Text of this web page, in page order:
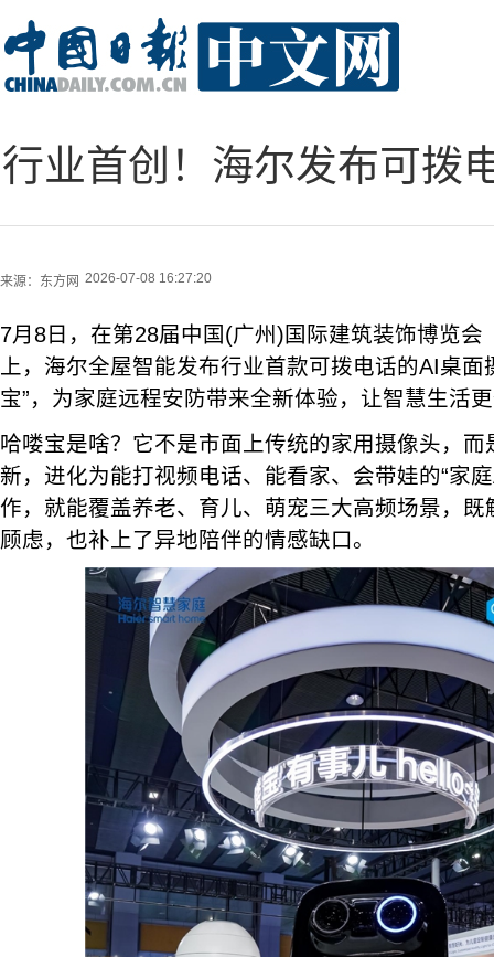
行业首创！海尔发布可拨
来源： 东方网 2026-07-08 16:27:20
7月8日，在第28届中国(广州)国际建筑装饰博览会
上，海尔全屋智能发布行业首款可拨电话的AI桌
宝”，为家庭远程安防带来全新体验，让智慧生活
哈喽宝是啥？它不是市面上传统的家用摄像头，
新，进化为能打视频电话、能看家、会带娃的“家
作，就能覆盖养老、育儿、萌宠三大高频场景，
顾虑，也补上了异地陪伴的情感缺口。